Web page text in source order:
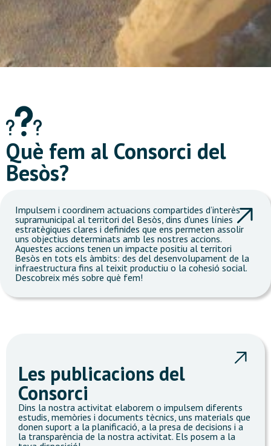
Què fem al Consorci del
Besòs?
Impulsem i coordinem actuacions compartides d’interès
supramunicipal al territori del Besòs, dins d’unes línies
estratègiques clares i definides que ens permeten assolir
uns objectius determinats amb les nostres accions.
Aquestes accions tenen un impacte positiu al territori
Besòs en tots els àmbits: des del desenvolupament de la
infraestructura fins al teixit productiu o la cohesió social.
Descobreix més sobre què fem!
Les publicacions del
Consorci
Dins la nostra activitat elaborem o impulsem diferents
estudis, memòries i documents tècnics, uns materials que
donen suport a la planificació, a la presa de decisions i a
la transparència de la nostra activitat. Els posem a la